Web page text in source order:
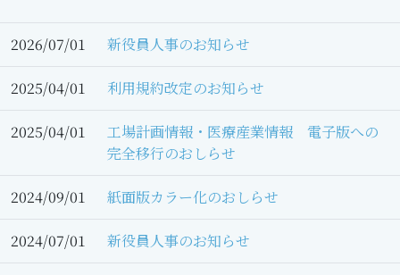
2026/07/01 新役員人事のお知らせ
2025/04/01 利用規約改定のお知らせ
2025/04/01
工場計画情報・医療産業情報 電子版への
完全移行のおしらせ
2024/09/01 紙面版カラー化のおしらせ
2024/07/01 新役員人事のお知らせ